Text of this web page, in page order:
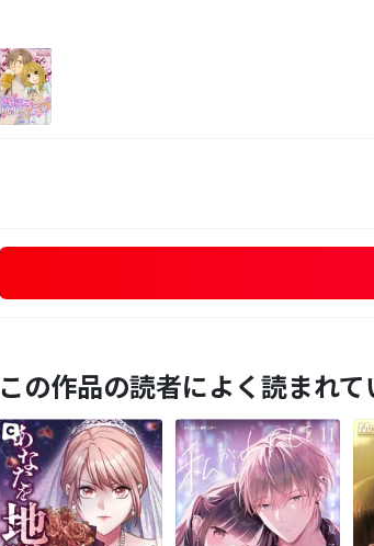
この作品の読者によく読まれ